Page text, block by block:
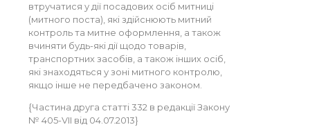
втручатися у дії посадових осіб митниці
(митного поста), які здійснюють митний
контроль та митне оформлення, а також
вчиняти будь-які дії щодо товарів,
транспортних засобів, а також інших осіб,
які знаходяться у зоні митного контролю,
якщо інше не передбачено законом.
{Частина друга статті 332 в редакції Закону
№ 405-VII від 04.07.2013}